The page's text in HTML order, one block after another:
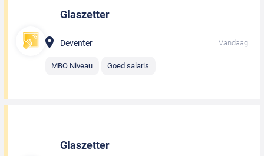
Glaszetter
Deventer Vandaag
MBO Niveau Goed salaris
Glaszetter